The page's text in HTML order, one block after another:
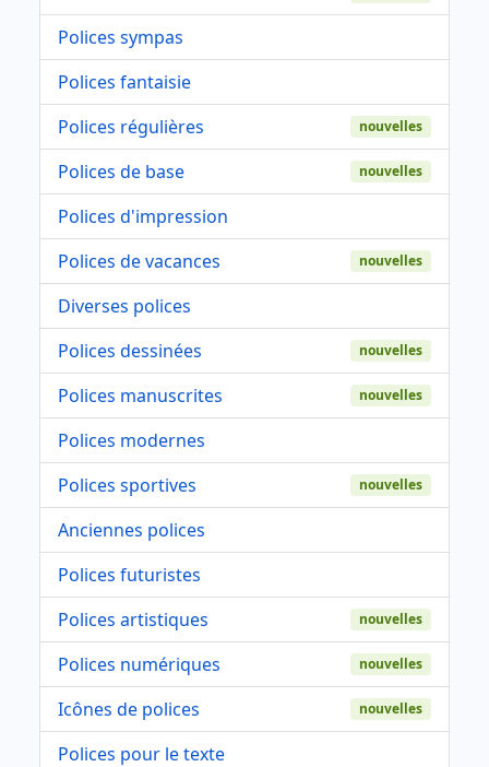
Polices sympas
Polices fantaisie
Polices régulières
nouvelles
Polices de base nouvelles
Polices d'impression
Polices de vacances
nouvelles
Diverses polices
Polices dessinées
nouvelles
Polices manuscrites nouvelles
Polices modernes
Polices sportives
nouvelles
Anciennes polices
Polices futuristes
Polices artistiques
nouvelles
Polices numériques nouvelles
Icônes de polices nouvelles
Polices pour le texte